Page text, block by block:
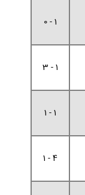
1 - 0
1 - 3
1 - 1
4 - 1